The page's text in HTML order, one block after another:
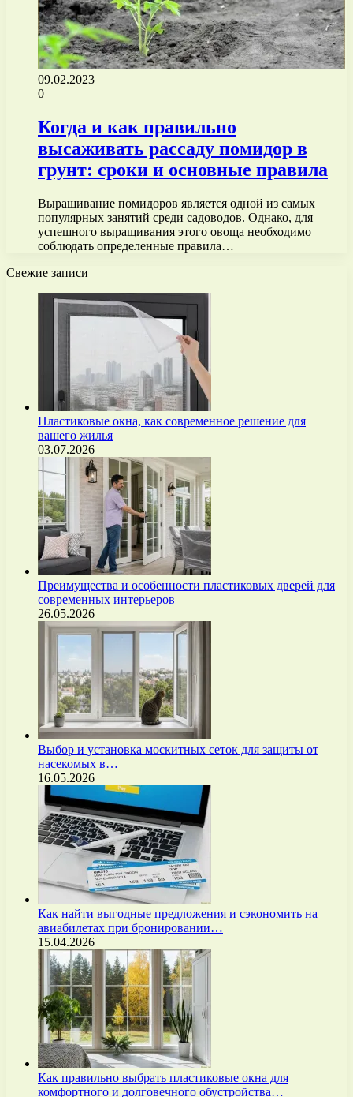
09.02.2023
0
Когда и как правильно
высаживать рассаду помидор в
грунт: сроки и основные правила
Выращивание помидоров является одной из самых
популярных занятий среди садоводов. Однако, для
успешного выращивания этого овоща необходимо
соблюдать определенные правила…
Свежие записи
Пластиковые окна, как современное решение для
вашего жилья
03.07.2026
Преимущества и особенности пластиковых дверей для
современных интерьеров
26.05.2026
Выбор и установка москитных сеток для защиты от
насекомых в…
16.05.2026
Как найти выгодные предложения и сэкономить на
авиабилетах при бронировании…
15.04.2026
Как правильно выбрать пластиковые окна для
комфортного и долговечного обустройства…